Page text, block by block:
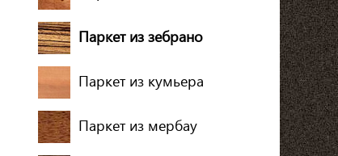
Паркет из зебрано
Паркет из кумьера
Паркет из мербау